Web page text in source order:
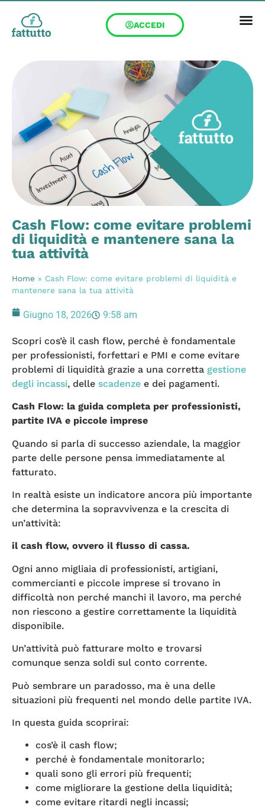
ACCEDI
Cash Flow: come evitare problemi
di liquidità e mantenere sana la
tua attività
Home » Cash Flow: come evitare problemi di liquidità e
mantenere sana la tua attività
Giugno 18, 2026 9:58 am
Scopri cos’è il cash flow, perché è fondamentale
per professionisti, forfettari e PMI e come evitare
problemi di liquidità grazie a una corretta gestione
degli incassi, delle scadenze e dei pagamenti.
Cash Flow: la guida completa per professionisti,
partite IVA e piccole imprese
Quando si parla di successo aziendale, la maggior
parte delle persone pensa immediatamente al
fatturato.
In realtà esiste un indicatore ancora più importante
che determina la sopravvivenza e la crescita di
un’attività:
il cash flow, ovvero il flusso di cassa.
Ogni anno migliaia di professionisti, artigiani,
commercianti e piccole imprese si trovano in
difficoltà non perché manchi il lavoro, ma perché
non riescono a gestire correttamente la liquidità
disponibile.
Un’attività può fatturare molto e trovarsi
comunque senza soldi sul conto corrente.
Può sembrare un paradosso, ma è una delle
situazioni più frequenti nel mondo delle partite IVA.
In questa guida scoprirai:
cos’è il cash flow;
perché è fondamentale monitorarlo;
quali sono gli errori più frequenti;
come migliorare la gestione della liquidità;
come evitare ritardi negli incassi;